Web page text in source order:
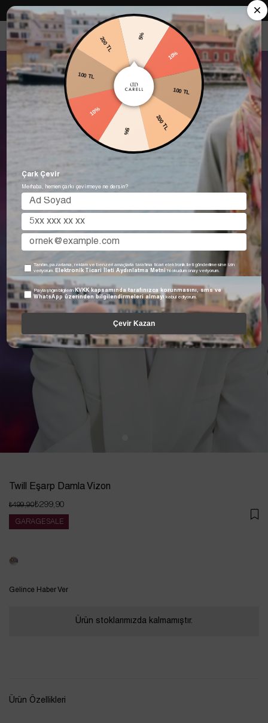
Carell in Roma Koleksiyonu Şimdi Satışta! Hemen keşfet.
Twill Eşarp Damla Vizon
₺499,90₺299,90
GARAGE SALE
Tükendi
Gelince Haber Ver
Ürün stoklarımızda kalmamıştır.
Ürün Özellikleri
5%
10%
100 TL
200 TL
5%
10%
100 TL
200 TL
Çark Çevir
Merhaba, hemen çarkı çevirmeye ne dersin?
Tanıtım, pazarlama, reklam ve benzeri amaçlarla tarafıma ticari elektronik ileti gönderilmesine izin
veriyorum. Elektronik Ticari İleti Aydınlatma Metni 'ni okudum onay veriyorum.
Paylaştığım bilgilerin KVKK kapsamında tarafınızca korunmasını, sms ve
WhatsApp üzerinden bilgilendirmeleri almayı
kabul ediyorum.
Çevir Kazan